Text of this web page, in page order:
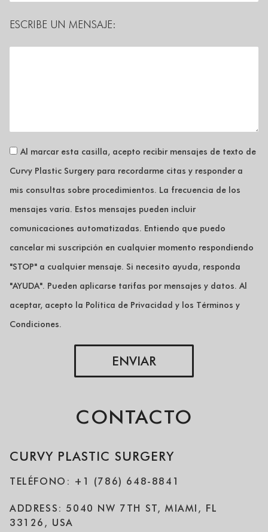
ESCRIBE UN MENSAJE:
Al marcar esta casilla, acepto recibir mensajes de texto de
Curvy Plastic Surgery para recordarme citas y responder a
mis consultas sobre procedimientos. La frecuencia de los
mensajes varía. Estos mensajes pueden incluir
comunicaciones automatizadas. Entiendo que puedo
cancelar mi suscripción en cualquier momento respondiendo
"STOP" a cualquier mensaje. Si necesito ayuda, responda
"AYUDA". Pueden aplicarse tarifas por mensajes y datos. Al
aceptar, acepto la Política de Privacidad y los Términos y
Condiciones.
ENVIAR
CONTACTO
CURVY PLASTIC SURGERY
TELÉFONO: +1 (786) 648-8841
ADDRESS: 5040 NW 7TH ST, MIAMI, FL
33126, USA